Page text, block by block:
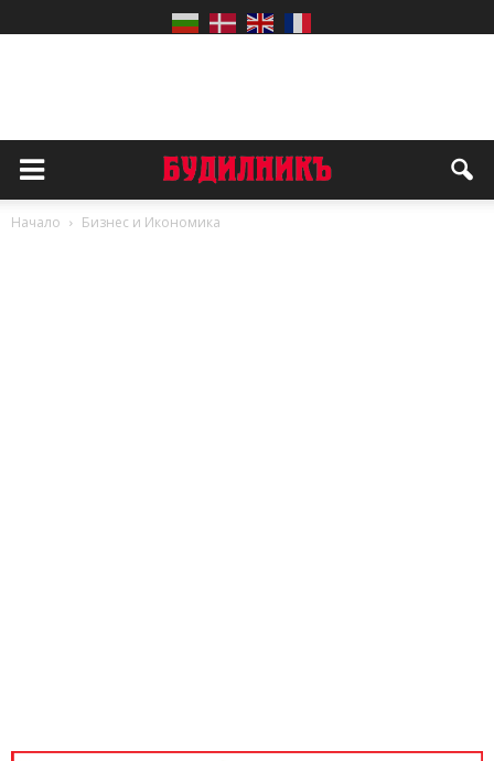
Начало Бизнес и Икономика